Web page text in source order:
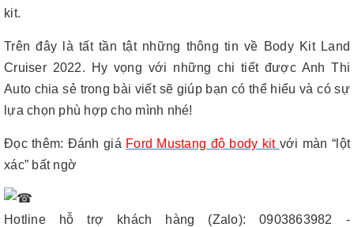
kit.
Trên đây là tất tần tật những thông tin về Body Kit Land
Cruiser 2022. Hy vọng với những chi tiết được Anh Thi
Auto chia sẻ trong bài viết sẽ giúp bạn có thể hiểu và có sự
lựa chọn phù hợp cho mình nhé!
Đọc thêm: Đánh giá Ford Mustang độ body kit với màn “lột
xác” bất ngờ
Hotline hỗ trợ khách hàng (Zalo): 0903863982 -